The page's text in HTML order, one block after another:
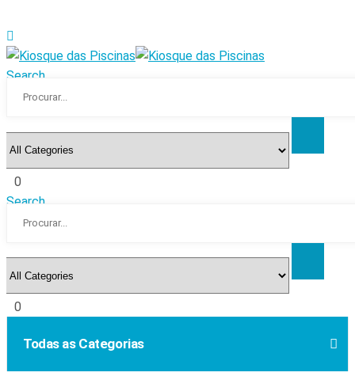
Search
0
Search
0
Todas as Categorias